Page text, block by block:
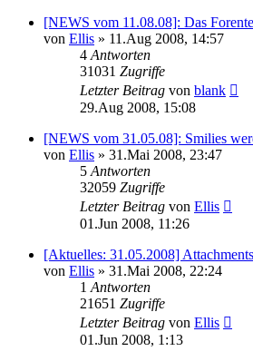
[NEWS vom 11.08.08]: Das
von Ellis » 11.Aug 2008, 14:57
4 Antworten
31031 Zugriffe
Letzter Beitrag von blank
29.Aug 2008, 15:08
[NEWS vom 31.05.08]: Smilies
von Ellis » 31.Mai 2008, 23:47
5 Antworten
32059 Zugriffe
Letzter Beitrag von Ellis
01.Jun 2008, 11:26
[Aktuelles: 31.05.2008]
von Ellis » 31.Mai 2008, 22:24
1 Antworten
21651 Zugriffe
Letzter Beitrag von Ellis
01.Jun 2008, 1:13